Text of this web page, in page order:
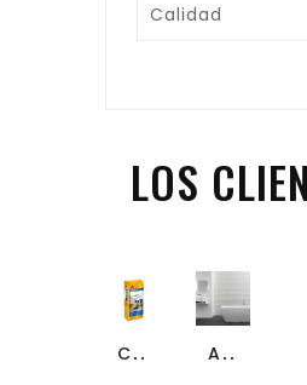
Calidad
LOS
CEMENTO COLA PEGOLAND...
visibility
ASPEN LINE MATE...